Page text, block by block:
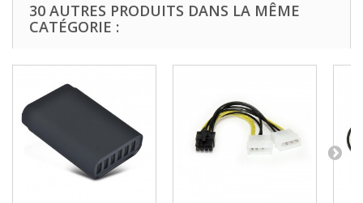
30 AUTRES PRODUITS DANS LA MÊME
CATÉGORIE :